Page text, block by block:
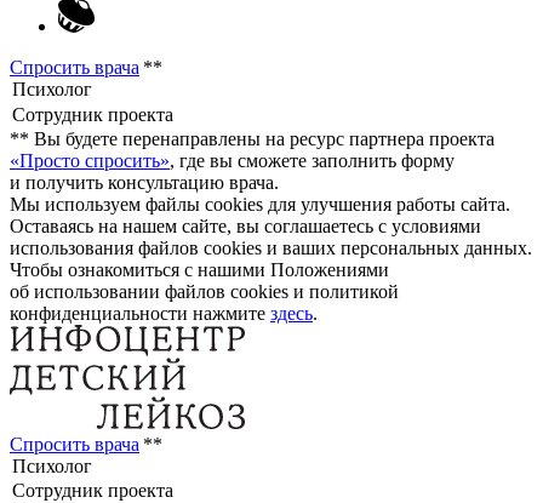
Спросить врача **
** Вы будете перенаправлены на ресурс партнера проекта
«Просто спросить», где вы сможете заполнить форму
и получить консультацию врача.
Мы используем файлы cookies для улучшения работы сайта.
Оставаясь на нашем сайте, вы соглашаетесь с условиями
использования файлов cookies и ваших персональных данных.
Чтобы ознакомиться с нашими Положениями
об использовании файлов cookies и политикой
конфиденциальности нажмите здесь.
Спросить врача **